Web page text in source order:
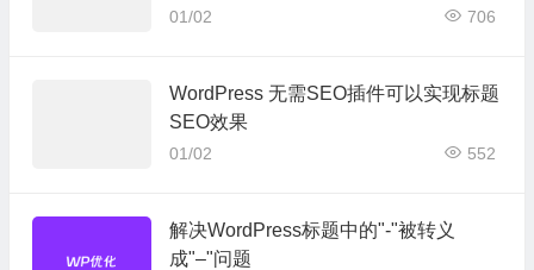
01/02 706
WordPress 无需SEO插件可以实现标题
SEO效果
01/02 552
解决WordPress标题中的"-"被转义
成"–"问题